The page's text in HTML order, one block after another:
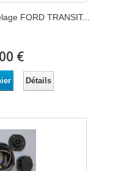
FORD TRANSIT...
€
Détails